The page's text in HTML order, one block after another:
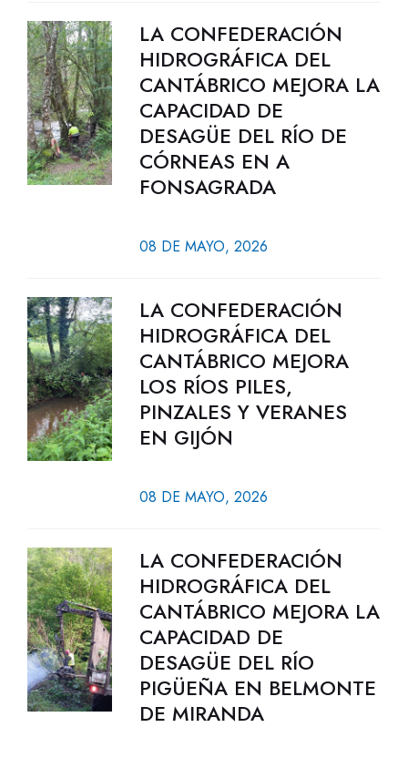
LA CONFEDERACIÓN
HIDROGRÁFICA DEL
CANTÁBRICO MEJORA LA
CAPACIDAD DE
DESAGÜE DEL RÍO DE
CÓRNEAS EN A
FONSAGRADA
08 DE MAYO, 2026
LA CONFEDERACIÓN
HIDROGRÁFICA DEL
CANTÁBRICO MEJORA
LOS RÍOS PILES,
PINZALES Y VERANES
EN GIJÓN
08 DE MAYO, 2026
LA CONFEDERACIÓN
HIDROGRÁFICA DEL
CANTÁBRICO MEJORA LA
CAPACIDAD DE
DESAGÜE DEL RÍO
PIGÜEÑA EN BELMONTE
DE MIRANDA